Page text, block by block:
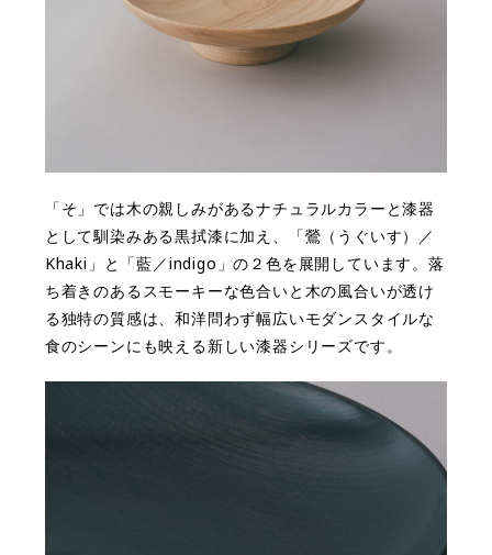
「そ」では木の親しみがあるナチュラルカラーと漆器
として馴染みある黒拭漆に加え、「鶯（うぐいす）／
Khaki」と「藍／indigo」の２色を展開しています。落
ち着きのあるスモーキーな色合いと木の風合いが透け
る独特の質感は、和洋問わず幅広いモダンスタイルな
食のシーンにも映える新しい漆器シリーズです。